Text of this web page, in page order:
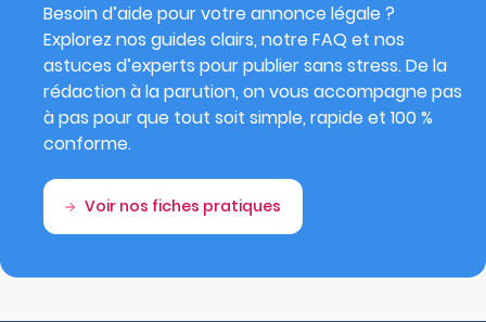
Besoin d’aide pour votre annonce légale ?
Explorez nos guides clairs, notre FAQ et nos
astuces d’experts pour publier sans stress. De la
rédaction à la parution, on vous accompagne pas
à pas pour que tout soit simple, rapide et 100 %
conforme.
Voir nos fiches pratiques